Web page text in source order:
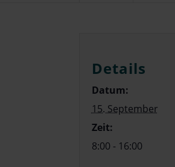
Details
Datum:
15. September
Zeit:
8:00 - 16:00